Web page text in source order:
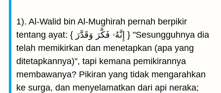
1). Al-Walid bin Al-Mughirah pernah berpikir
tentang ayat: { إِنَّهُۥ فَكَّرَ وَقَدَّرَ } "Sesungguhnya dia
telah memikirkan dan menetapkan (apa yang
ditetapkannya)", tapi kemana pemikirannya
membawanya? Pikiran yang tidak mengarahkan
ke surga, dan menyelamatkan dari api neraka;